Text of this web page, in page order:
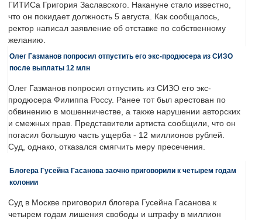
ГИТИСа Григория Заславского. Накануне стало известно,
что он покидает должность 5 августа. Как сообщалось,
ректор написал заявление об отставке по собственному
желанию.
Олег Газманов попросил отпустить его экс-продюсера из СИЗО
после выплаты 12 млн
Олег Газманов попросил отпустить из СИЗО его экс-
продюсера Филиппа Россу. Ранее тот был арестован по
обвинению в мошенничестве, а также нарушении авторских
и смежных прав. Представители артиста сообщили, что он
погасил большую часть ущерба - 12 миллионов рублей.
Суд, однако, отказался смягчить меру пресечения.
Блогера Гусейна Гасанова заочно приговорили к четырем годам
колонии
Суд в Москве приговорил блогера Гусейна Гасанова к
четырем годам лишения свободы и штрафу в миллион